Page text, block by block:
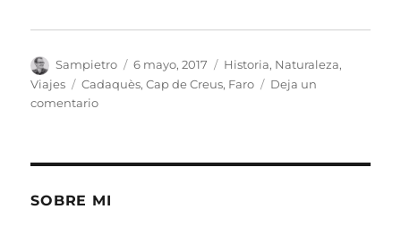
Autor
Sampietro
Publicado
el
6 mayo, 2017 Categorías
Historia, Naturaleza,
Viajes
Etiquetas
Cadaquès,Cap de Creus, Faro
Deja un
comentarioen
de
SOBRE MI